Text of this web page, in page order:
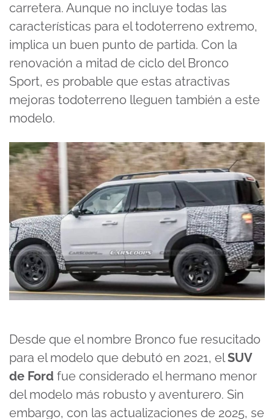
carretera. Aunque no incluye todas las
características para el todoterreno extremo,
implica un buen punto de partida. Con la
renovación a mitad de ciclo del Bronco
Sport, es probable que estas atractivas
mejoras todoterreno lleguen también a este
modelo.
Desde que el nombre Bronco fue resucitado
para el modelo que debutó en 2021, elSUV
de Ford fue considerado el hermano menor
del modelo más robusto y aventurero. Sin
embargo, con las actualizaciones de 2025, se